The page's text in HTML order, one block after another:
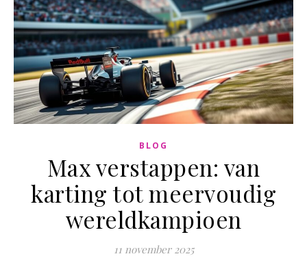
BLOG
Max verstappen: van
karting tot meervoudig
wereldkampioen
11 november 2025